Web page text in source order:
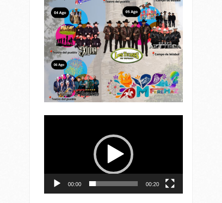
00:00 00:20